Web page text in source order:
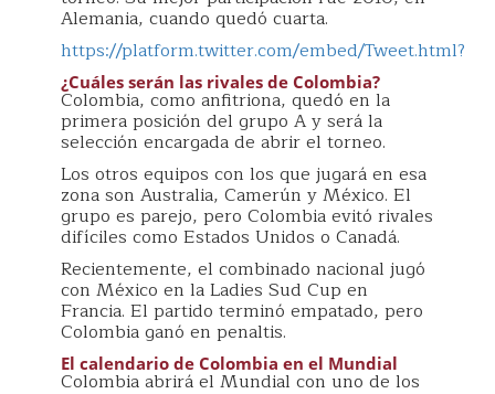
Alemania, cuando quedó cuarta.
https://platform.twitter.com/embed/Tweet.html?
¿Cuáles serán las rivales de Colombia?
Colombia, como anfitriona, quedó en la
primera posición del grupo A y será la
selección encargada de abrir el torneo.
Los otros equipos con los que jugará en esa
zona son Australia, Camerún y México. El
grupo es parejo, pero Colombia evitó rivales
difíciles como Estados Unidos o Canadá.
Recientemente, el combinado nacional jugó
con México en la Ladies Sud Cup en
Francia. El partido terminó empatado, pero
Colombia ganó en penaltis.
El calendario de Colombia en el Mundial
Colombia abrirá el Mundial con uno de los